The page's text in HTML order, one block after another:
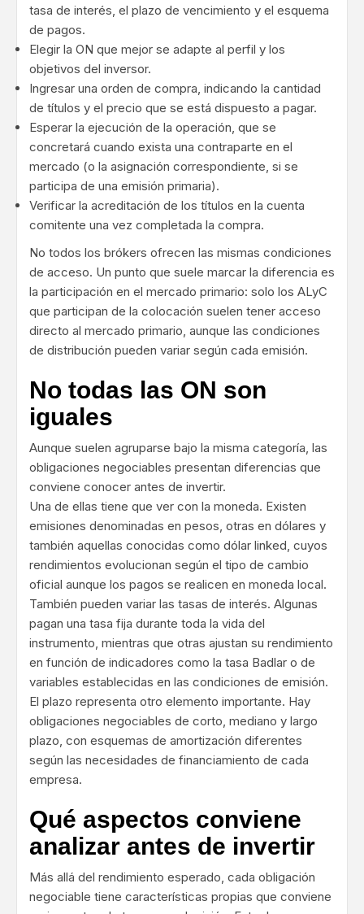
tasa de interés, el plazo de vencimiento y el esquema
de pagos.
Elegir la ON que mejor se adapte al perfil y los
objetivos del inversor.
Ingresar una orden de compra, indicando la cantidad
de títulos y el precio que se está dispuesto a pagar.
Esperar la ejecución de la operación, que se
concretará cuando exista una contraparte en el
mercado (o la asignación correspondiente, si se
participa de una emisión primaria).
Verificar la acreditación de los títulos en la cuenta
comitente una vez completada la compra.
No todos los brókers ofrecen las mismas condiciones
de acceso. Un punto que suele marcar la diferencia es
la participación en el mercado primario: solo los ALyC
que participan de la colocación suelen tener acceso
directo al mercado primario, aunque las condiciones
de distribución pueden variar según cada emisión.
No todas las ON son
iguales
Aunque suelen agruparse bajo la misma categoría, las
obligaciones negociables presentan diferencias que
conviene conocer antes de invertir.
Una de ellas tiene que ver con la moneda. Existen
emisiones denominadas en pesos, otras en dólares y
también aquellas conocidas como dólar linked, cuyos
rendimientos evolucionan según el tipo de cambio
oficial aunque los pagos se realicen en moneda local.
También pueden variar las tasas de interés. Algunas
pagan una tasa fija durante toda la vida del
instrumento, mientras que otras ajustan su rendimiento
en función de indicadores como la tasa Badlar o de
variables establecidas en las condiciones de emisión.
El plazo representa otro elemento importante. Hay
obligaciones negociables de corto, mediano y largo
plazo, con esquemas de amortización diferentes
según las necesidades de financiamiento de cada
empresa.
Qué aspectos conviene
analizar antes de invertir
Más allá del rendimiento esperado, cada obligación
negociable tiene características propias que conviene